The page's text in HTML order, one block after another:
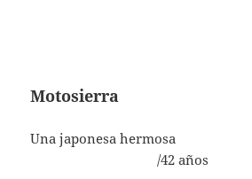
Motosierra
Una japonesa hermosa
……………………………/42 años